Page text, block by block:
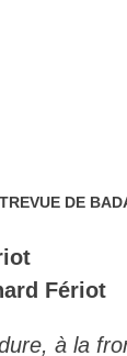
DE
Fériot
à la